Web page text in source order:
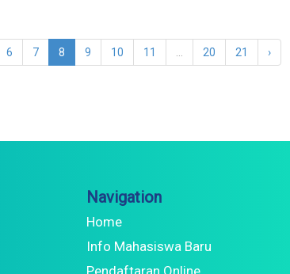
6 7 8 9 10 11 20 21 ›
Navigation
Home
Info Mahasiswa Baru
Pendaftaran Online